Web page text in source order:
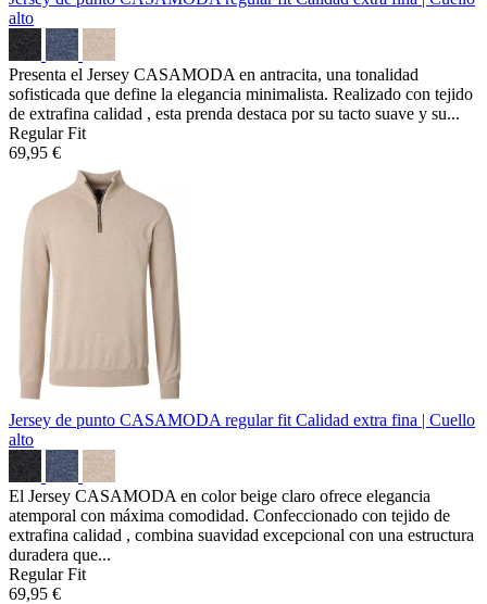
alto
Presenta el Jersey CASAMODA en antracita, una tonalidad
sofisticada que define la elegancia minimalista. Realizado con tejido
de extrafina calidad , esta prenda destaca por su tacto suave y su...
Regular Fit
69,95 €
Jersey de punto CASAMODA regular fit Calidad extra fina | Cuello
alto
El Jersey CASAMODA en color beige claro ofrece elegancia
atemporal con máxima comodidad. Confeccionado con tejido de
extrafina calidad , combina suavidad excepcional con una estructura
duradera que...
Regular Fit
69,95 €